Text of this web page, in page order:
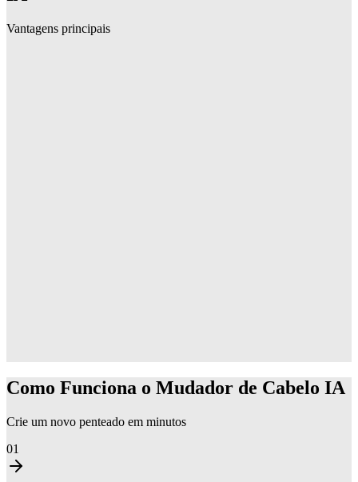
Vantagens principais
Como Funciona o Mudador de Cabelo IA
Crie um novo penteado em minutos
01